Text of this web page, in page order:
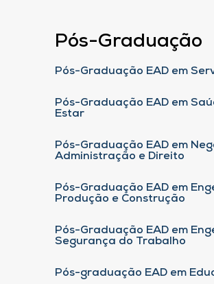
Pós-Graduação
Pós-Graduação EAD em
Pós-Graduação EAD em
Estar
Pós-Graduação EAD em
Administração e Direito
Pós-Graduação EAD em
Produção e Construção
Pós-Graduação EAD em
Segurança do Trabalho
Pós-graduação EAD em